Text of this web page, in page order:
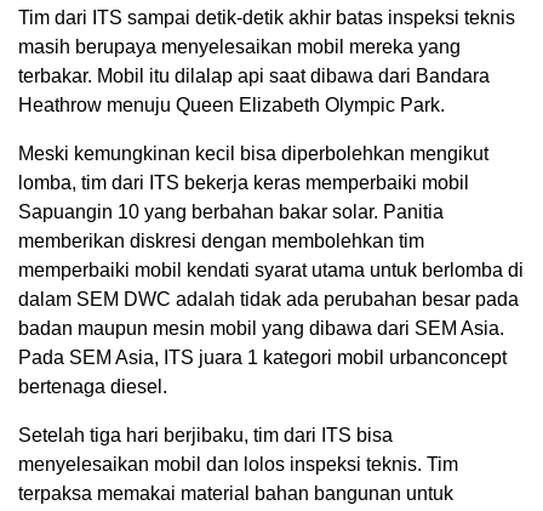
Tim dari ITS sampai detik-detik akhir batas inspeksi teknis
masih berupaya menyelesaikan mobil mereka yang
terbakar. Mobil itu dilalap api saat dibawa dari Bandara
Heathrow menuju Queen Elizabeth Olympic Park.
Meski kemungkinan kecil bisa diperbolehkan mengikut
lomba, tim dari ITS bekerja keras memperbaiki mobil
Sapuangin 10 yang berbahan bakar solar. Panitia
memberikan diskresi dengan membolehkan tim
memperbaiki mobil kendati syarat utama untuk berlomba di
dalam SEM DWC adalah tidak ada perubahan besar pada
badan maupun mesin mobil yang dibawa dari SEM Asia.
Pada SEM Asia, ITS juara 1 kategori mobil urbanconcept
bertenaga diesel.
Setelah tiga hari berjibaku, tim dari ITS bisa
menyelesaikan mobil dan lolos inspeksi teknis. Tim
terpaksa memakai material bahan bangunan untuk